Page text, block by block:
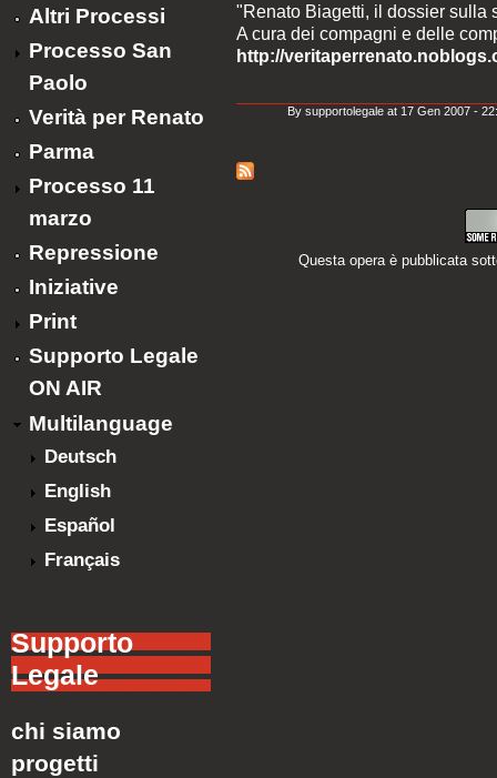
Altri Processi
Processo San
Paolo
Verità per Renato
Parma
Processo 11
marzo
Repressione
Iniziative
Print
Supporto Legale
ON AIR
Multilanguage
Deutsch
English
Español
Français
Supporto
Legale
chi siamo
progetti
"Renato Biagetti, il dossier sulla
A cura dei compagni e delle
http://
By supportolegale at 17 Gen 2007 -
Questa opera è pubblicata